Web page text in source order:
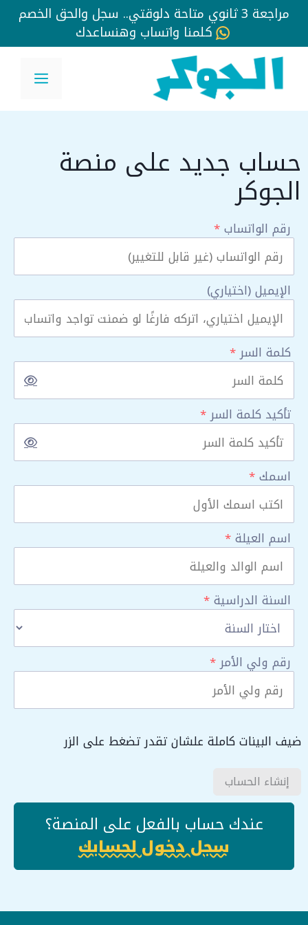
مراجعة 3 ثانوي متاحة دلوقتي.. سجل والحق الخصم
كلمنا واتساب وهنساعدك
انتقل
المحتوى
حساب جديد على منصة
الجوكر
رقم الواتساب*
الإيميل (اختياري)
كلمة السر *
تأكيد كلمة السر *
اسمك*
اسم العيلة*
السنة الدراسية*
رقم ولي الأمر *
ضيف البينات كاملة علشان تقدر تضغط على الزر
إنشاء الحساب
عندك حساب بالفعل على المنصة؟
سجل دخول لحسابك